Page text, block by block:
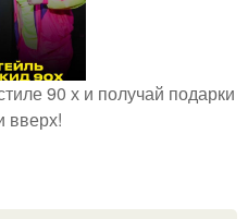
90 х и получай подарки
вверх!